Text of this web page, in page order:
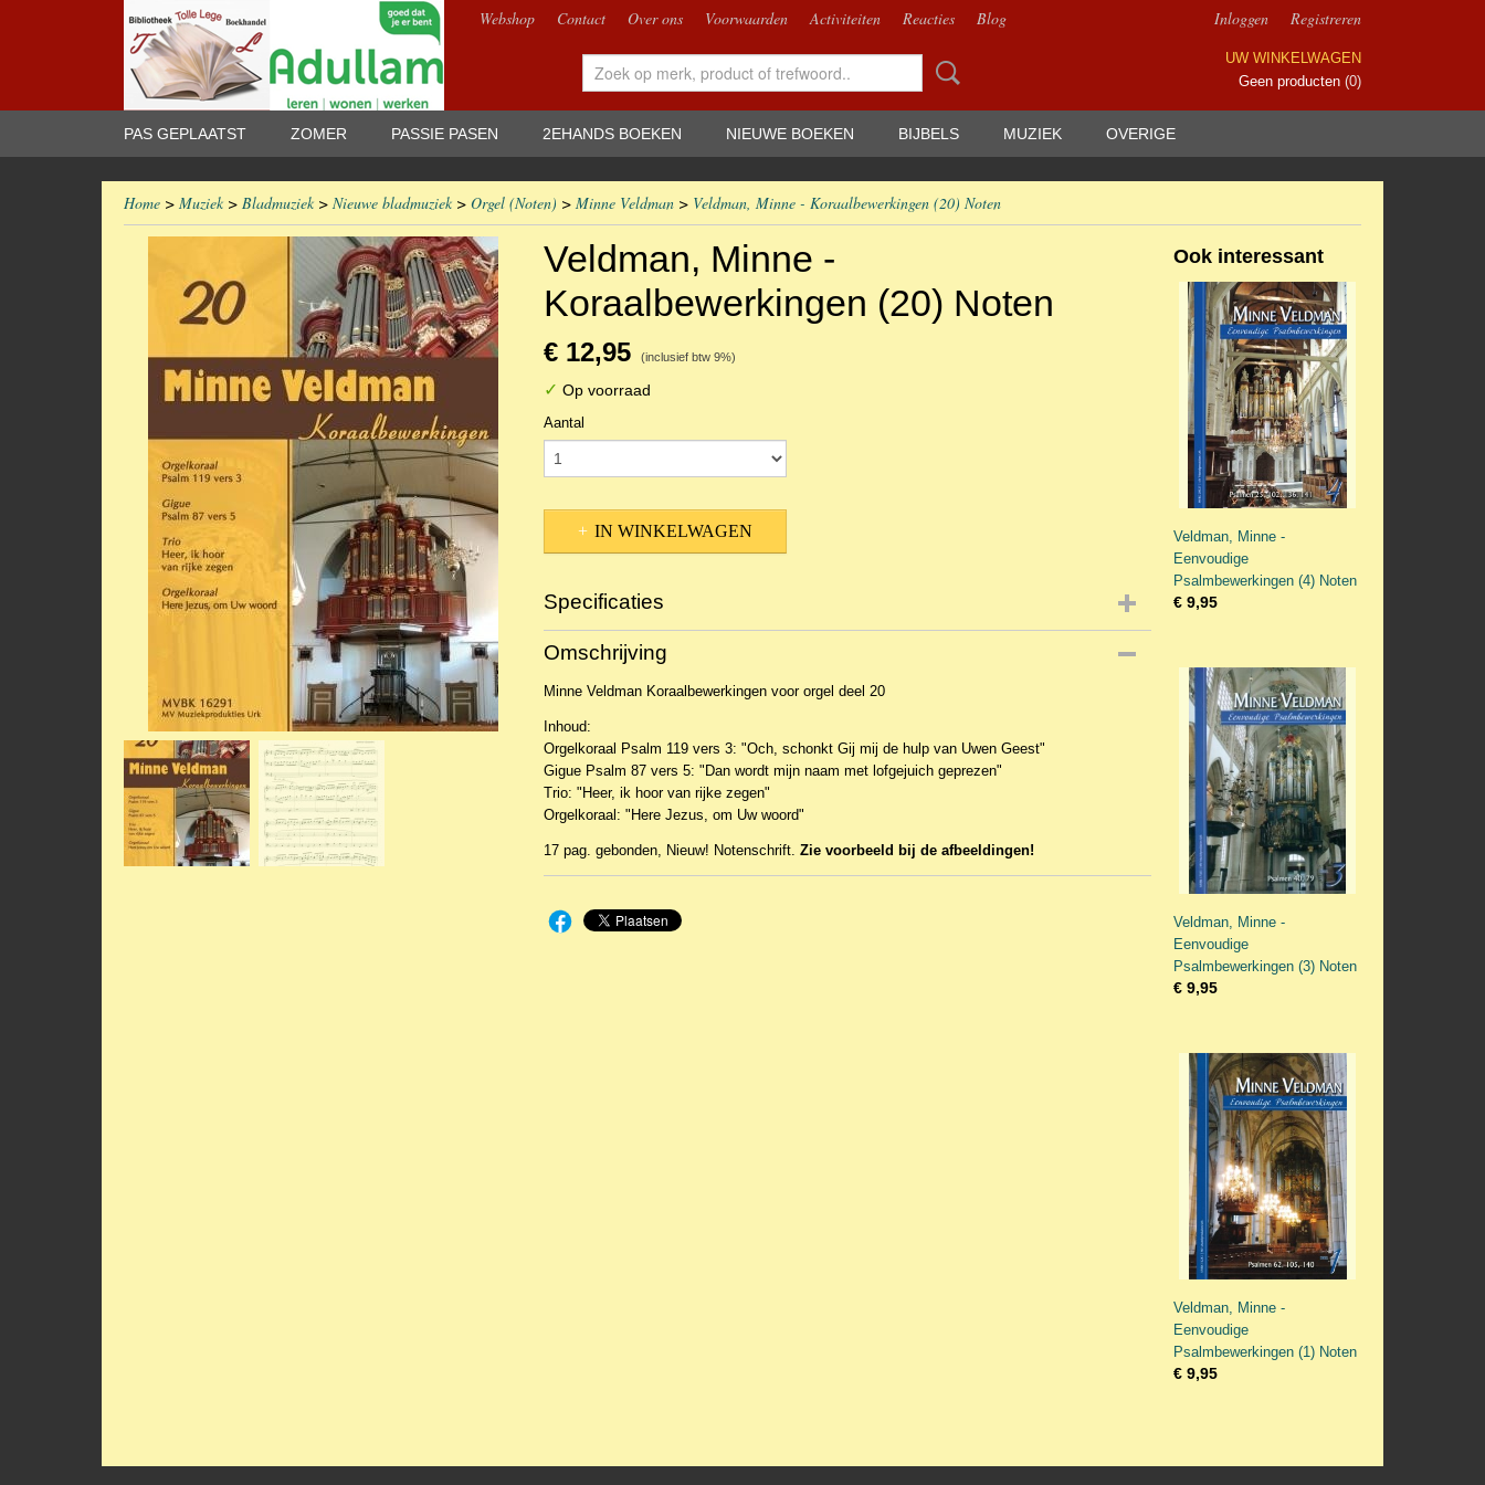
Webshop Contact Over ons Voorwaarden Activiteiten Reacties Blog Inloggen Registreren
UW WINKELWAGEN
Geen producten (0)
PAS GEPLAATST ZOMER PASSIE PASEN 2EHANDS BOEKEN NIEUWE BOEKEN BIJBELS MUZIEK OVERIGE
Home > Muziek> Bladmuziek> Nieuwe bladmuziek> Orgel (Noten) > Minne Veldman > Veldman, Minne - Koraalbewerkingen (20) Noten
Veldman, Minne -
Koraalbewerkingen (20) Noten
€ 12,95 (inclusief btw 9%)
✓ Op voorraad
Aantal
IN WINKELWAGEN
Specificaties
Productcode
EAN code
Omschrijving
Minne Veldman Koraalbewerkingen voor orgel deel 20
Inhoud:
Orgelkoraal Psalm 119 vers 3: "Och, schonkt Gij mij de hulp van Uwen Geest"
Gigue Psalm 87 vers 5: "Dan wordt mijn naam met lofgejuich geprezen"
Trio: "Heer, ik hoor van rijke zegen"
Orgelkoraal: "Here Jezus, om Uw woord"
17 pag. gebonden, Nieuw! Notenschrift. Zie voorbeeld bij de afbeeldingen!
Ook interessant
Veldman, Minne -
Eenvoudige
Psalmbewerkingen (4) Noten
€ 9,95
Veldman, Minne -
Eenvoudige
Psalmbewerkingen (3) Noten
€ 9,95
Veldman, Minne -
Eenvoudige
Psalmbewerkingen (1) Noten
€ 9,95